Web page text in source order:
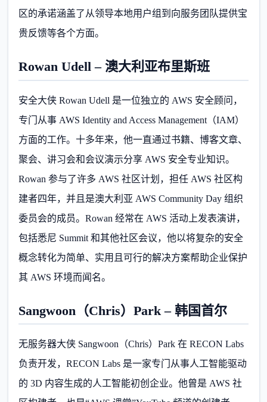
区的承诺涵盖了从领导本地用户组到向服务团队提供宝
贵反馈等各个方面。
Rowan Udell – 澳大利亚布里斯班
安全大侠 Rowan Udell 是一位独立的 AWS 安全顾问，
专门从事 AWS Identity and Access Management（IAM）
方面的工作。十多年来，他一直通过书籍、博客文章、
聚会、讲习会和会议演示分享 AWS 安全专业知识。
Rowan 参与了许多 AWS 社区计划，担任 AWS 社区构
建者四年，并且是澳大利亚 AWS Community Day 组织
委员会的成员。Rowan 经常在 AWS 活动上发表演讲，
包括悉尼 Summit 和其他社区会议，他以将复杂的安全
概念转化为简单、实用且可行的解决方案帮助企业保护
其 AWS 环境而闻名。
Sangwoon（Chris）Park – 韩国首尔
无服务器大侠 Sangwoon（Chris）Park 在 RECON Labs
负责开发，RECON Labs 是一家专门从事人工智能驱动
的 3D 内容生成的人工智能初创企业。他曾是 AWS 社